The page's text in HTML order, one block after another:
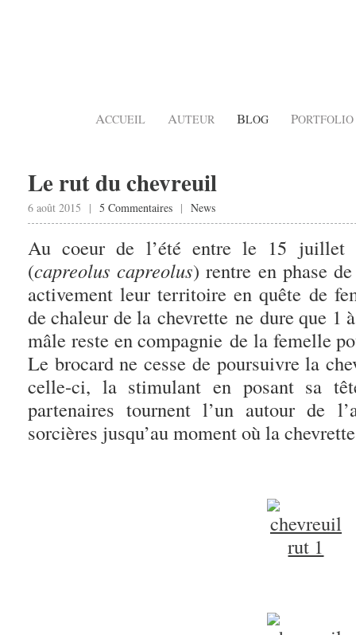
ACCUEIL AUTEUR BLOG PORTFOLIO
Le rut du chevreuil
6 août 2015 | 5 Commentaires | News
Au coeur de l’été entre le 15
(capreolus capreolus) rentre en phase
activement leur territoire en quête de
de chaleur de la chevrette ne dure que 1
mâle reste en compagnie de la femelle
Le brocard ne cesse de poursuivre la
celle-ci, la stimulant en posant sa
partenaires tournent l’un autour de
sorcières jusqu’au moment où la